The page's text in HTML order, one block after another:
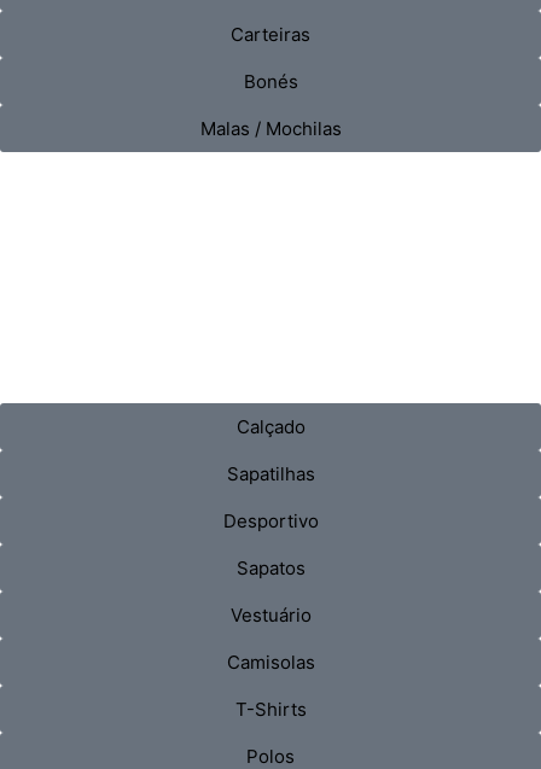
Carteiras
Bonés
Malas / Mochilas
Calçado
Sapatilhas
Desportivo
Sapatos
Vestuário
Camisolas
T-Shirts
Polos